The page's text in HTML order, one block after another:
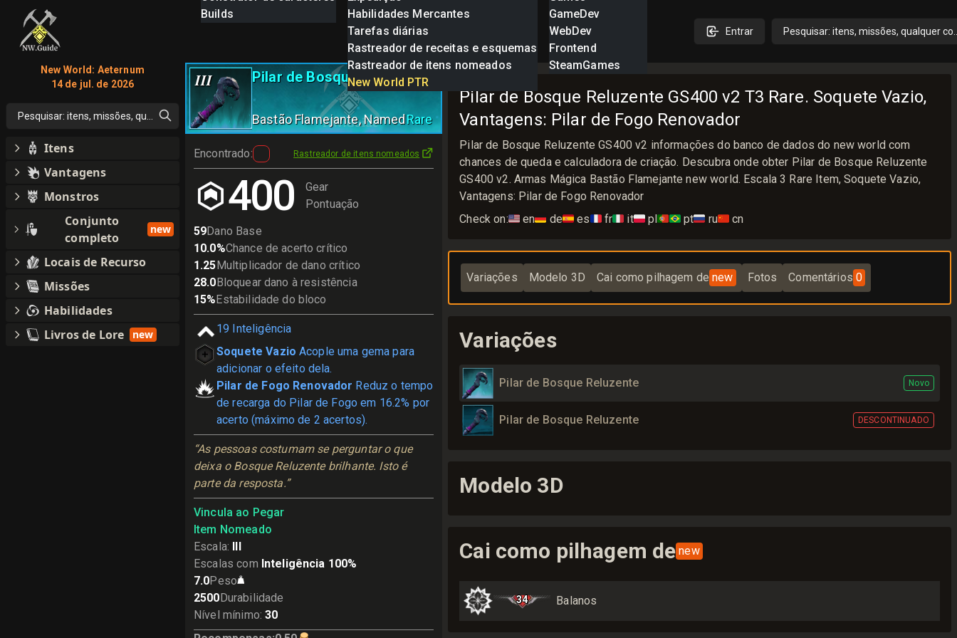
Builds
Habilidades Mercantes
Tarefas diárias
Rastreador de receitas e esquemas
Rastreador de itens nomeados
New World PTR
GameDev
WebDev
Frontend
SteamGames
Entrar Pesquisar: itens, missões, qualquer
III Pilar de Bosque Reluzente
Bastão Flamejante, NamedRare
Encontrado: Rastreador de itens nomeados
400
Gear
Pontuação
59Dano Base
10.0%Chance de acerto crítico
1.25Multiplicador de dano crítico
28.0Bloquear dano à resistência
15%Estabilidade do bloco
19 Inteligência
Soquete Vazio Acople uma gema para
adicionar o efeito dela.
Pilar de Fogo Renovador Reduz o tempo
de recarga do Pilar de Fogo em 16.2% por
acerto (máximo de 2 acertos).
“As pessoas costumam se perguntar o que
deixa o Bosque Reluzente brilhante. Isto é
parte da resposta.”
Vincula ao Pegar
Item Nomeado
Escala: III
Escalas com Inteligência 100%
7.0Peso
2500Durabilidade
Nível mínimo: 30
Pilar de Bosque Reluzente GS400 v2 T3 Rare. Soquete Vazio,
Vantagens: Pilar de Fogo Renovador
Pilar de Bosque Reluzente GS400 v2 informações do banco de dados do new world com
chances de queda e calculadora de criação. Descubra onde obter Pilar de Bosque Reluzente
GS400 v2. Armas Mágica Bastão Flamejante new world. Escala 3 Rare Item, Soquete Vazio,
Vantagens: Pilar de Fogo Renovador
Check on:🇺🇸 en🇩🇪 de🇪🇸 es🇫🇷 fr🇮🇹 it🇵🇱 pl🇵🇹🇧🇷 pt🇷🇺 ru🇨🇳 cn
Variações Modelo 3D Cai como pilhagem de new Fotos Comentários 0
Variações
Pilar de Bosque Reluzente Novo
Pilar de Bosque Reluzente DESCONTINUADO
Modelo 3D
Cai como pilhagem de new
34 Balanos
New World: Aeternum
14 de jul. de 2026
Pesquisar: itens, missões, qualquer coisa
Itens
Vantagens
Monstros
Conjunto
completo
new
Locais de Recurso
Missões
Habilidades
Livros de Lore
new